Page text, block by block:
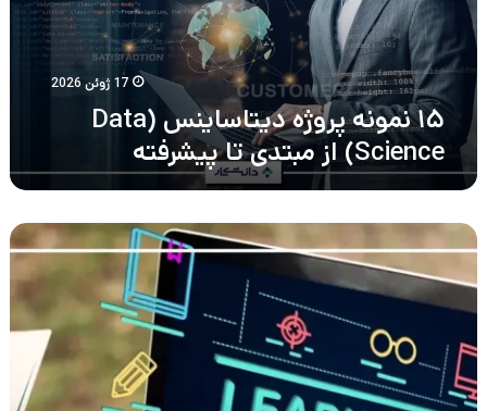
مبتدی
پیشرفته
17 ژوئن 2026
۱۵ نمونه پروژه دیتاساینس (Data
Science) از مبتدی تا پیشرفته
یادگیری
تقویتی
چیست؟
مؤلفه‌ها،
و
مثال‌های
آن